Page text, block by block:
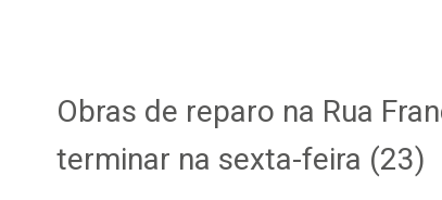
Obras de reparo na Rua
terminar na sexta-feira (23)